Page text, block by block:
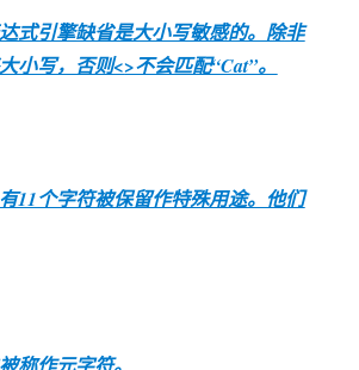
式引擎缺省是大小写敏感的。除非
小写，否则<>不会匹配“Cat”。
11个字符被保留作特殊用途。他们